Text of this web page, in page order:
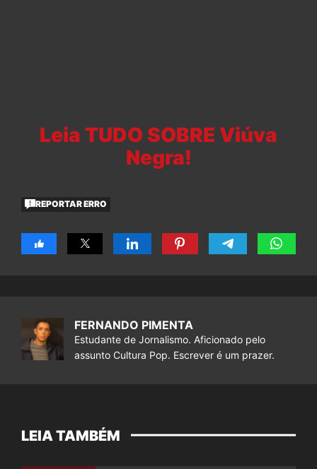
Leia TUDO SOBRE Viúva
Negra!
REPORTAR ERRO
FERNANDO PIMENTA
Estudante de Jornalismo. Aficionado pelo
assunto Cultura Pop. Escrever é um prazer.
LEIA TAMBÉM